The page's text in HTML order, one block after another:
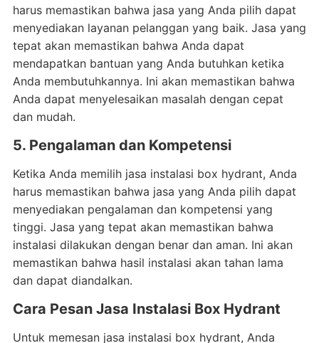
harus memastikan bahwa jasa yang Anda pilih dapat
menyediakan layanan pelanggan yang baik. Jasa yang
tepat akan memastikan bahwa Anda dapat
mendapatkan bantuan yang Anda butuhkan ketika
Anda membutuhkannya. Ini akan memastikan bahwa
Anda dapat menyelesaikan masalah dengan cepat
dan mudah.
5. Pengalaman dan Kompetensi
Ketika Anda memilih jasa instalasi box hydrant, Anda
harus memastikan bahwa jasa yang Anda pilih dapat
menyediakan pengalaman dan kompetensi yang
tinggi. Jasa yang tepat akan memastikan bahwa
instalasi dilakukan dengan benar dan aman. Ini akan
memastikan bahwa hasil instalasi akan tahan lama
dan dapat diandalkan.
Cara Pesan Jasa Instalasi Box Hydrant
Untuk memesan jasa instalasi box hydrant, Anda